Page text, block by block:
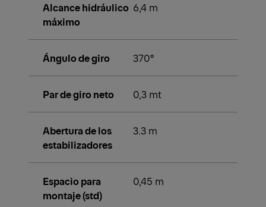
Alcance hidráulico
máximo
6,4 m
Ángulo de giro 370°
Par de giro neto 0,3 mt
Abertura de los
estabilizadores
3.3 m
Espacio para
montaje (std)
0,45 m